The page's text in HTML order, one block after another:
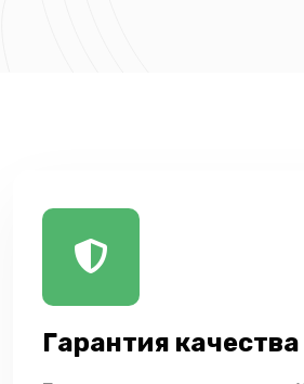
Гарантия качества